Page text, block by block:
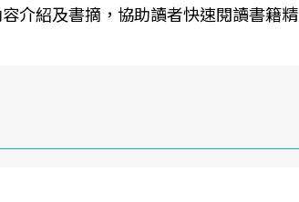
介紹及書摘，協助讀者快速閱讀書籍精